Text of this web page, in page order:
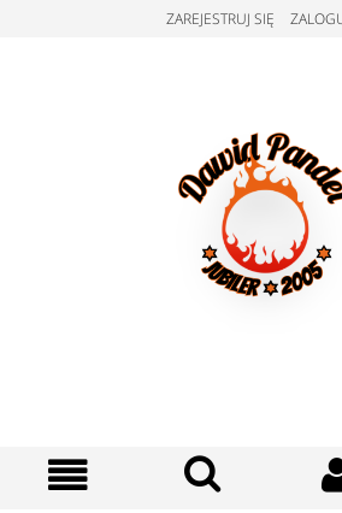
ZAREJESTRUJ SIĘ